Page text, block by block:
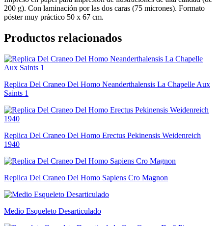
200 g). Con laminación por las dos caras (75 micrones). Formato
póster muy práctico 50 x 67 cm.
Productos relacionados
Replica Del Craneo Del Homo Neanderthalensis La Chapelle Aux
Saints 1
Replica Del Craneo Del Homo Erectus Pekinensis Weidenreich
1940
Replica Del Craneo Del Homo Sapiens Cro Magnon
Medio Esqueleto Desarticulado